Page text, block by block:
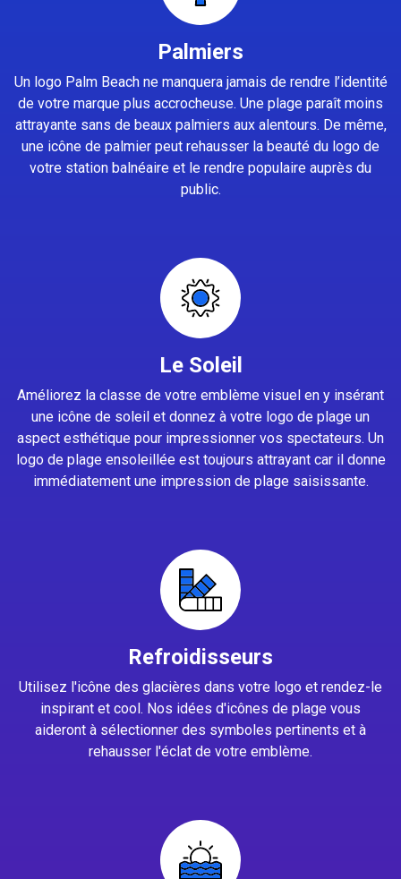
Palmiers
Un logo Palm Beach ne manquera jamais de rendre l’identité
de votre marque plus accrocheuse. Une plage paraît moins
attrayante sans de beaux palmiers aux alentours. De même,
une icône de palmier peut rehausser la beauté du logo de
votre station balnéaire et le rendre populaire auprès du
public.
Le Soleil
Améliorez la classe de votre emblème visuel en y insérant
une icône de soleil et donnez à votre logo de plage un
aspect esthétique pour impressionner vos spectateurs. Un
logo de plage ensoleillée est toujours attrayant car il donne
immédiatement une impression de plage saisissante.
Refroidisseurs
Utilisez l'icône des glacières dans votre logo et rendez-le
inspirant et cool. Nos idées d'icônes de plage vous
aideront à sélectionner des symboles pertinents et à
rehausser l'éclat de votre emblème.